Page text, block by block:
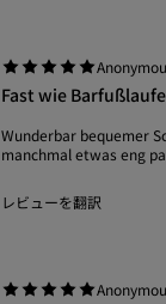
Fast wie
Wunderbar bequemer
manchmal etwas eng
レビューを翻訳